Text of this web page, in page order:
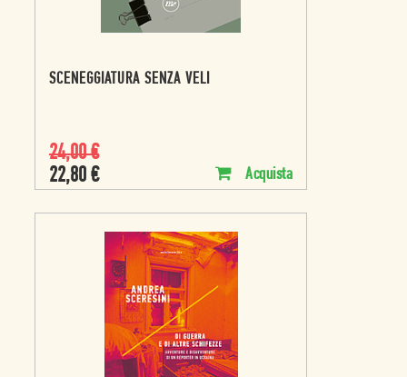
SCENEGGIATURA SENZA VELI
24,00€
22,80 € Acquista